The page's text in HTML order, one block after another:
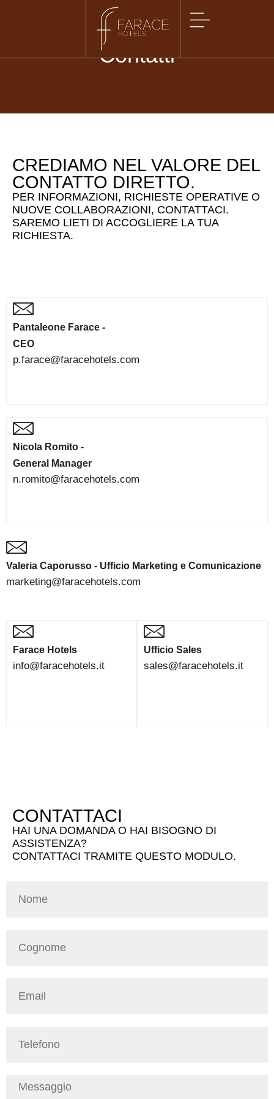
Contatti
CREDIAMO NEL VALORE DEL
CONTATTO DIRETTO.
PER INFORMAZIONI, RICHIESTE OPERATIVE O
NUOVE COLLABORAZIONI, CONTATTACI.
SAREMO LIETI DI ACCOGLIERE LA TUA
RICHIESTA.
Pantaleone Farace -
CEO
p.farace@faracehotels.com
Nicola Romito -
General Manager
n.romito@faracehotels.com
Valeria Caporusso - Ufficio Marketing e Comunicazione
marketing@faracehotels.com
Farace Hotels
info@faracehotels.it
Ufficio Sales
sales@faracehotels.it
CONTATTACI
HAI UNA DOMANDA O HAI BISOGNO DI
ASSISTENZA?
CONTATTACI TRAMITE QUESTO MODULO.